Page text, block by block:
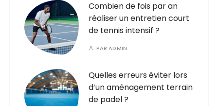
Combien de fois par an
réaliser un entretien court
de tennis intensif ?
PARADMIN
Quelles erreurs éviter lors
d’un aménagement terrain
de padel ?